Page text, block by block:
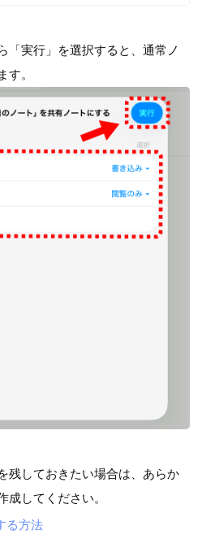
「実行」を選択すると、通常ノ
す。
残しておきたい場合は、あらか
成してください。
る方法